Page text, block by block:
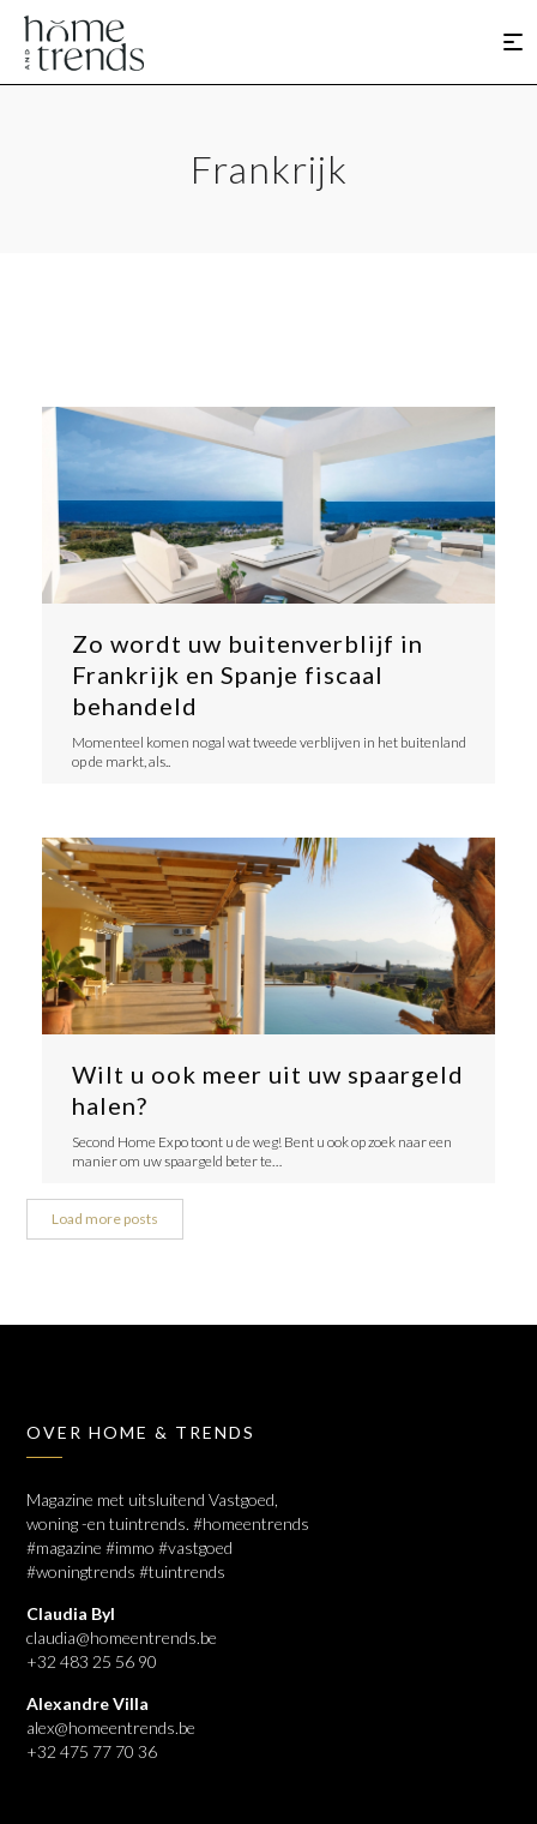
Frankrijk
Zo wordt uw buitenverblijf in
Frankrijk en Spanje fiscaal
behandeld
Momenteel komen nogal wat tweede verblijven in het buitenland
op de markt, als..
Wilt u ook meer uit uw spaargeld
halen?
Second Home Expo toont u de weg! Bent u ook op zoek naar een
manier om uw spaargeld beter te…
Load more posts
OVER HOME & TRENDS
Magazine met uitsluitend Vastgoed,
woning -en tuintrends. #homeentrends
#magazine #immo #vastgoed
#woningtrends #tuintrends
Claudia Byl
claudia@homeentrends.be
+32 483 25 56 90
Alexandre Villa
alex@homeentrends.be
+32 475 77 70 36